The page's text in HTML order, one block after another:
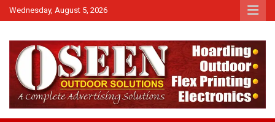
Skip
to
Wednesday, August 5, 2026
QTv India